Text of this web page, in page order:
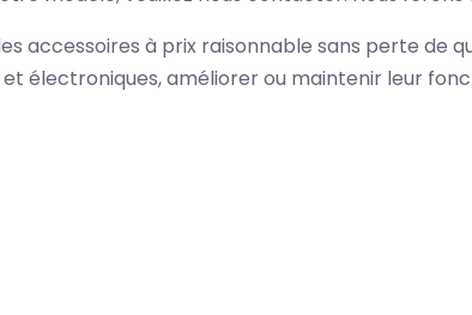
accessoires à prix raisonnable sans perte de
électroniques, améliorer ou maintenir leur